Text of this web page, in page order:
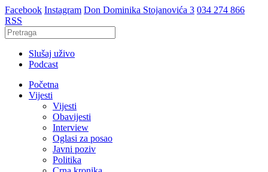
Facebook Instagram Don Dominika Stojanovića 3 034 274 866
RSS
Slušaj uživo
Podcast
Početna
Vijesti
Vijesti
Obavijesti
Interview
Oglasi za posao
Javni poziv
Politika